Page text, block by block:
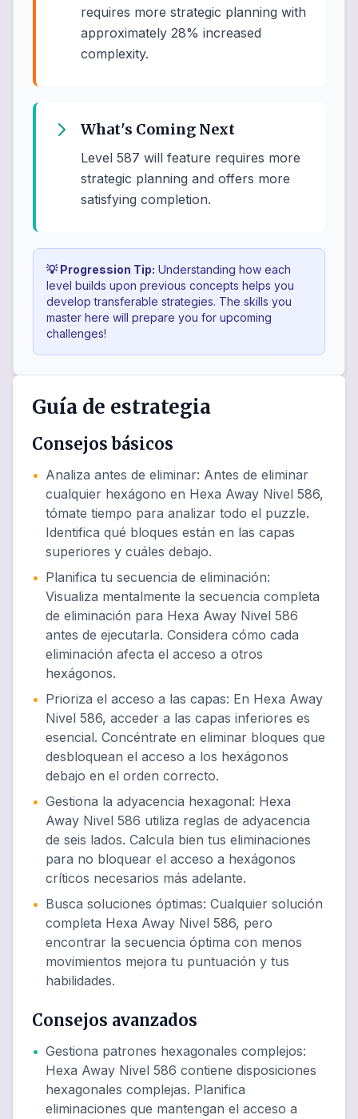
requires more strategic planning with
approximately 28% increased
complexity.
What's Coming Next
Level 587 will feature requires more
strategic planning and offers more
satisfying completion.
💡 Progression Tip: Understanding how each
level builds upon previous concepts helps you
develop transferable strategies. The skills you
master here will prepare you for upcoming
challenges!
Guía de estrategia
Consejos básicos
• Analiza antes de eliminar: Antes de eliminar
cualquier hexágono en Hexa Away Nivel 586,
tómate tiempo para analizar todo el puzzle.
Identifica qué bloques están en las capas
superiores y cuáles debajo.
• Planifica tu secuencia de eliminación:
Visualiza mentalmente la secuencia completa
de eliminación para Hexa Away Nivel 586
antes de ejecutarla. Considera cómo cada
eliminación afecta el acceso a otros
hexágonos.
• Prioriza el acceso a las capas: En Hexa Away
Nivel 586, acceder a las capas inferiores es
esencial. Concéntrate en eliminar bloques que
desbloquean el acceso a los hexágonos
debajo en el orden correcto.
• Gestiona la adyacencia hexagonal: Hexa
Away Nivel 586 utiliza reglas de adyacencia
de seis lados. Calcula bien tus eliminaciones
para no bloquear el acceso a hexágonos
críticos necesarios más adelante.
• Busca soluciones óptimas: Cualquier solución
completa Hexa Away Nivel 586, pero
encontrar la secuencia óptima con menos
movimientos mejora tu puntuación y tus
habilidades.
Consejos avanzados
• Gestiona patrones hexagonales complejos:
Hexa Away Nivel 586 contiene disposiciones
hexagonales complejas. Planifica
eliminaciones que mantengan el acceso a